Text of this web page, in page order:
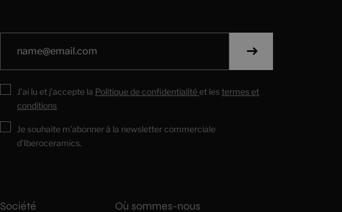
J’ai lu et j’accepte la Politique de confidentialitéet les termes et
conditions
Je souhaite m’abonner à la newsletter commerciale
d’Iberoceramics.
Société Où sommes-nous